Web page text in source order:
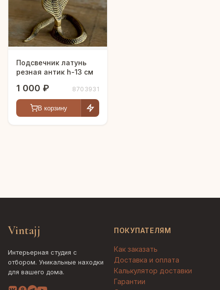
Подсвечник латунь
резная антик h-13 см
1 000 ₽ 8703931
В корзину
Vintajj
Интерьерная студия с
отбором. Уникальные находки
для вашего дома.
ПОКУПАТЕЛЯМ
Как заказать
Доставка и оплата
Калькулятор доставки
Гарантии